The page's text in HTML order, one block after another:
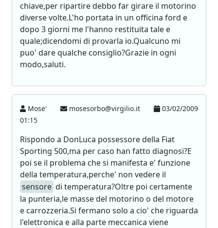
chiave,per ripartire debbo far girare il motorino
diverse volte.L'ho portata in un officina ford e
dopo 3 giorni me l'hanno restituita tale e
quale;dicendomi di provarla io.Qualcuno mi
puo' dare qualche consiglio?Grazie in ogni
modo,saluti.
Mose' mosesorbo@virgilio.it
03/02/2009
01:15
Rispondo a DonLuca possessore della Fiat
Sporting 500,ma per caso han fatto diagnosi?E
poi se il problema che si manifesta e' funzione
della temperatura,perche' non vedere il
sensore di temperatura?Oltre poi certamente
la punteria,le masse del motorino o del motore
e carrozzeria.Si fermano solo a cio' che riguarda
l'elettronica e alla parte meccanica viene